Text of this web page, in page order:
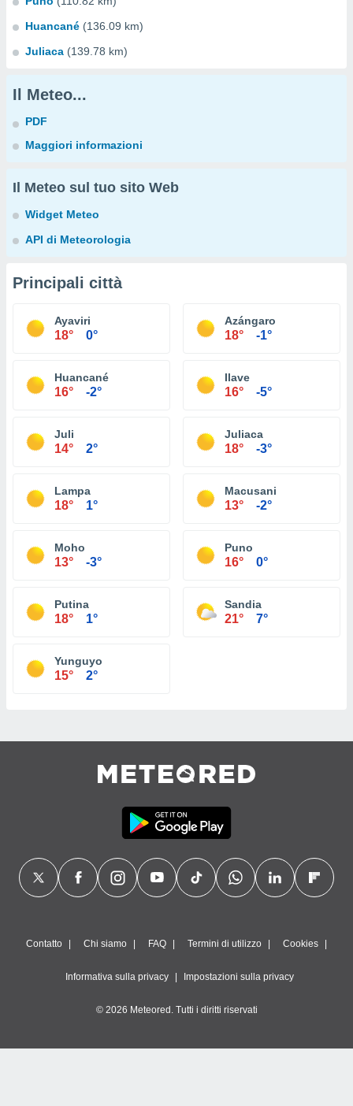
Huancané (136.09 km)
Juliaca (139.78 km)
Il Meteo...
PDF
Maggiori informazioni
Il Meteo sul tuo sito Web
Widget Meteo
API di Meteorologia
Principali città
Ayaviri
18° 0°
Azángaro
18° -1°
Huancané
16° -2°
Ilave
16° -5°
Juli
14° 2°
Juliaca
18° -3°
Lampa
18° 1°
Macusani
13° -2°
Moho
13° -3°
Puno
16° 0°
Putina
18° 1°
Sandia
21° 7°
Yunguyo
15° 2°
Contatto Chi siamo FAQ Termini di utilizzo Cookies
Informativa sulla privacy Impostazioni sulla privacy
© 2026 Meteored. Tutti i diritti riservati